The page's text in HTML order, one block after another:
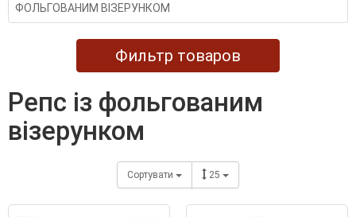
ФОЛЬГОВАНИМ ВІЗЕРУНКОМ
Фильтр товаров
репс із фольгованим
візерунком
Сортувати 25